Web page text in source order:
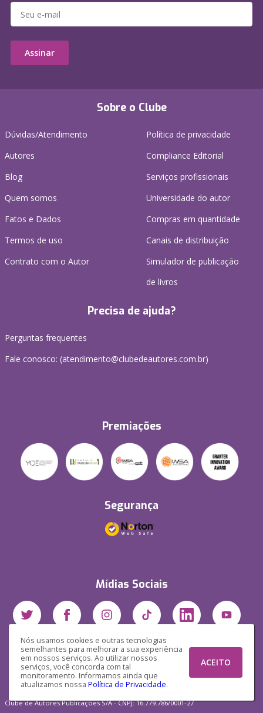
Nós usamos cookies e outras tecnologias
semelhantes para melhorar a sua experiência
em nossos serviços. Ao utilizar nossos
serviços, você concorda com tal
monitoramento. Informamos ainda que
atualizamos nossa Política de Privacidade.
ACEITO
Sobre o Clube
Dúvidas/Atendimento
Autores
Blog
Quem somos
Fatos e Dados
Termos de uso
Contrato com o Autor
Política de privacidade
Compliance Editorial
Serviços profissionais
Universidade do autor
Compras em quantidade
Canais de distribuição
Simulador de publicação
de livros
Precisa de ajuda?
Perguntas frequentes
Fale conosco: (atendimento@clubedeautores.com.br)
Premiações
Segurança
Mídias Sociais
Assinar
Clube de Autores Publicações S/A - CNPJ: 16.779.786/0001-27